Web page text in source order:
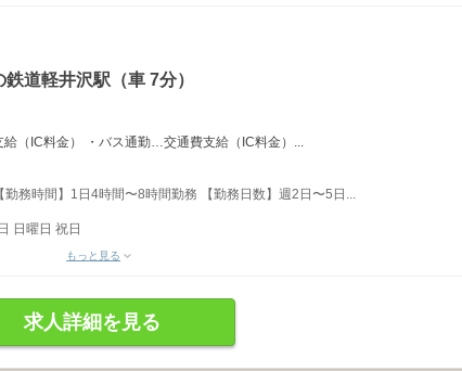
道軽井沢駅（車 7分）
（IC料金） ・バス通勤…交通費支給（IC料金）...
務時間】1日4時間〜8時間勤務 【勤務日数】週2日〜5日...
日曜日 祝日
もっと見る
求人詳細を見る